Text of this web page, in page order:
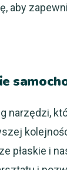
aby
narzędzi,
płaskie i